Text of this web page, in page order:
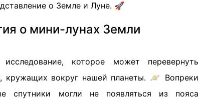
о Земле и Луне. 🚀
о мини-лунах Земли
которое может перевернуть
кружащих вокруг нашей планеты. 🪐 Вопреки
спутники могли не появляться из пояса